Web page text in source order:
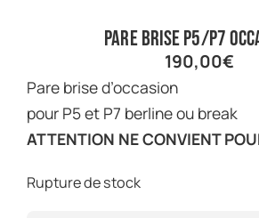
pare brise P5/P7
190,00€
pare brise d’occasion
pour P5 et P7 berline ou break
ATTENTION NE CONVIENT
Rupture de stock